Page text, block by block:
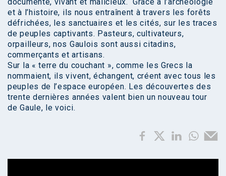
documenté, vivant et malicieux. Grâce à l’archéologie
et à l’histoire, ils nous entraînent à travers les forêts
défrichées, les sanctuaires et les cités, sur les traces
de peuples captivants. Pasteurs, cultivateurs,
orpailleurs, nos Gaulois sont aussi citadins,
commerçants et artisans.
Sur la « terre du couchant », comme les Grecs la
nommaient, ils vivent, échangent, créent avec tous les
peuples de l’espace européen. Les découvertes des
trente dernières années valent bien un nouveau tour
de Gaule, le voici.